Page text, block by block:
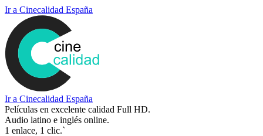
Ir a Cinecalidad España
Ir a Cinecalidad España
Películas en excelente calidad Full HD.
Audio latino e inglés online.
1 enlace, 1 clic.`